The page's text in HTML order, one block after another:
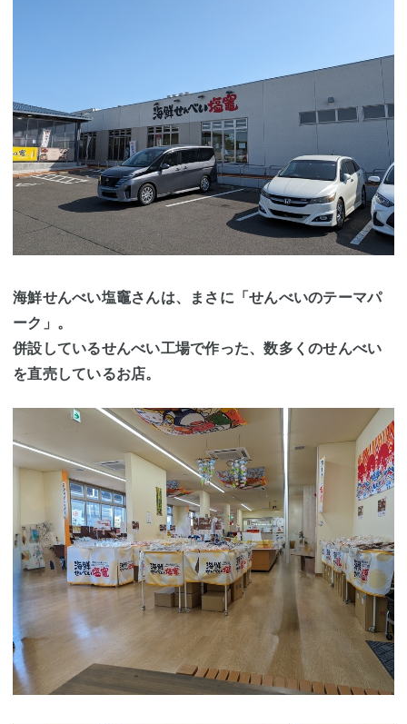
海鮮せんべい塩竈さんは、まさに「せんべいのテーマパ
ーク」。
併設しているせんべい工場で作った、数多くのせんべい
を直売しているお店。